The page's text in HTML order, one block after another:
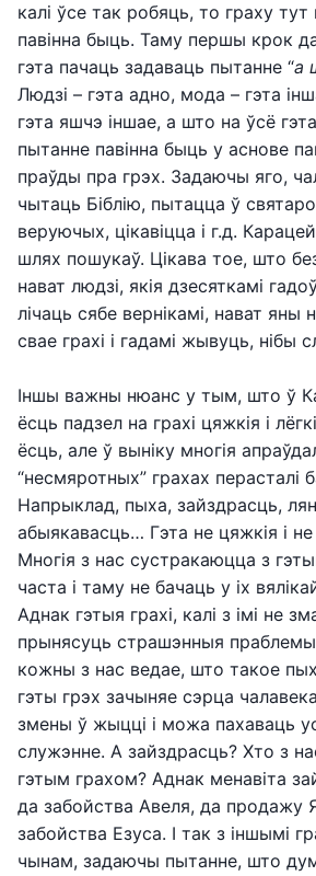
калі ўсе так робяць, то граху тут
павінна быць. Таму першы крок
гэта пачаць задаваць пытанне “а
Людзі – гэта адно, мода – гэта
гэта яшчэ іншае, а што на ўсё
пытанне павінна быць у аснове
праўды пра грэх. Задаючы яго,
чытаць Біблію, пытацца ў
веруючых, цікавіцца і г.д.
шлях пошукаў. Цікава тое, што
нават людзі, якія дзесяткамі
лічаць сябе вернікамі, нават яны
свае грахі і гадамі жывуць, нібы
Іншы важны нюанс у тым, што ў
ёсць падзел на грахі цяжкія і
ёсць, але ў выніку многія
“несмяротных” грахах перасталі
Напрыклад, пыха, зайздрасць,
абыякавасць… Гэта не цяжкія і
Многія з нас сустракаюцца з
часта і таму не бачаць у іх
Аднак гэтыя грахі, калі з імі не
прынясуць страшэнныя
кожны з нас ведае, што такое
гэты грэх зачыняе сэрца
змены ў жыцці і можа пахаваць
служэнне. А зайздрасць? Хто з
гэтым грахом? Аднак менавіта
да забойства Авеля, да продажу
забойства Езуса. І так з іншымі
чынам, задаючы пытанне, што